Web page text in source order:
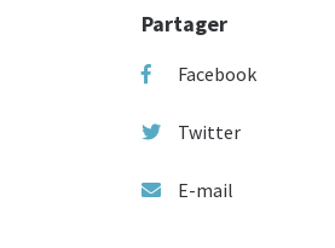
Partager
Facebook
Twitter
E-mail